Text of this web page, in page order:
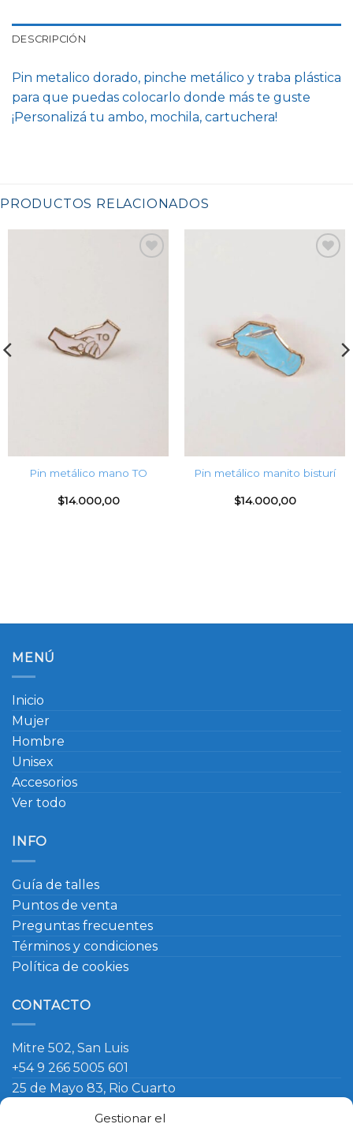
Gestionar el
DESCRIPCIÓN
Pin metalico dorado, pinche metálico y traba plástica
para que puedas colocarlo donde más te guste
¡Personalizá tu ambo, mochila, cartuchera!
PRODUCTOS RELACIONADOS
Pin metálico mano TO
$14.000,00
Pin metálico manito bisturí
$14.000,00
MENÚ
Inicio
Mujer
Hombre
Unisex
Accesorios
Ver todo
INFO
Guía de talles
Puntos de venta
Preguntas frecuentes
Términos y condiciones
Política de cookies
CONTACTO
Mitre 502, San Luis
+54 9 266 5005 601
25 de Mayo 83, Rio Cuarto